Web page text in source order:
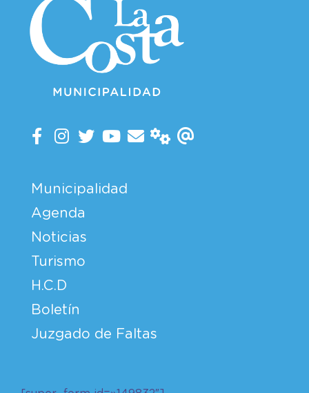
Municipalidad
Agenda
Noticias
Turismo
H.C.D
Boletín
Juzgado de Faltas